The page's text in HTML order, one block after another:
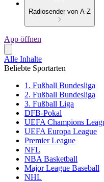
Radiosender von A-Z
App öffnen
Alle Inhalte
Beliebte Sportarten
1. Fußball Bundesliga
2. Fußball Bundesliga
3. Fußball Liga
DFB-Pokal
UEFA Champions
UEFA Europa League
Premier League
NFL
NBA Basketball
Major League Baseball
NHL